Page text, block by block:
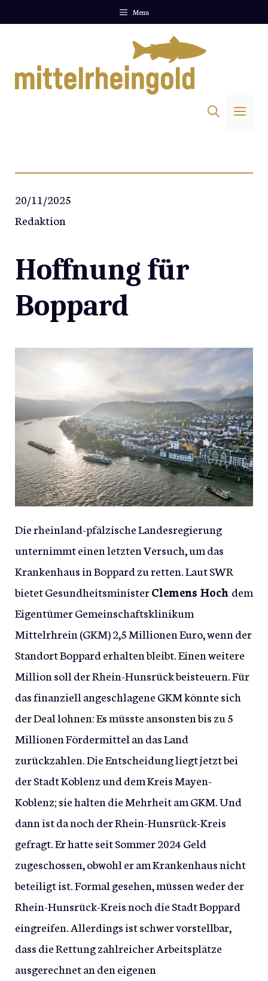
Menu
20/11/2025
Redaktion
Hoffnung für
Boppard
Die rheinland-pfälzische Landesregierung
unternimmt einen letzten Versuch, um das
Krankenhaus in Boppard zu retten. Laut SWR
bietet GesundheitsministerClemens Hoch dem
Eigentümer Gemeinschaftsklinikum
Mittelrhrein (GKM) 2,5 Millionen Euro, wenn der
Standort Boppard erhalten bleibt. Einen weitere
Million soll der Rhein-Hunsrück beisteuern. Für
das finanziell angeschlagene GKM könnte sich
der Deal lohnen: Es müsste ansonsten bis zu 5
Millionen Fördermittel an das Land
zurückzahlen. Die Entscheidung liegt jetzt bei
der Stadt Koblenz und dem Kreis Mayen-
Koblenz; sie halten die Mehrheit am GKM. Und
dann ist da noch der Rhein-Hunsrück-Kreis
gefragt. Er hatte seit Sommer 2024 Geld
zugeschossen, obwohl er am Krankenhaus nicht
beteiligt ist. Formal gesehen, müssen weder der
Rhein-Hunsrück-Kreis noch die Stadt Boppard
eingreifen. Allerdings ist schwer vorstellbar,
dass die Rettung zahlreicher Arbeitsplätze
ausgerechnet an den eigenen